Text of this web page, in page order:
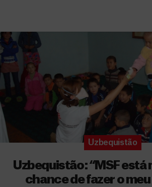
r
Uzbequistão
Uzbequistão: “MSF está
chance de fazer o
a
r